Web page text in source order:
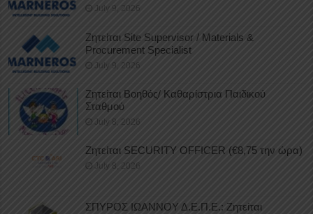
July 9, 2026
Ζητείται Site Supervisor / Materials &
Procurement Specialist
July 9, 2026
Ζητείται Βοηθός/ Καθαρίστρια Παιδικού
Σταθμού
July 8, 2026
Ζητείται SECURITY OFFICER (€8,75 την ώρα)
July 8, 2026
ΣΠΥΡΟΣ ΙΩΑΝΝΟΥ Δ.Ε.Π.Ε.: Ζητείται